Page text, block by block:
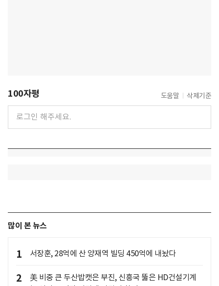
100자평 도움말 삭제기준
많이 본 뉴스
1 서장훈, 28억에 산 양재역 빌딩 450억에 내놨다
2
美 비중 큰 두산밥캣은 부진, 신흥국 뚫은 HD건설기계